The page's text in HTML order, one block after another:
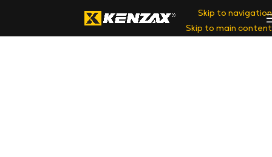
Skip to navigation
Skip to main content